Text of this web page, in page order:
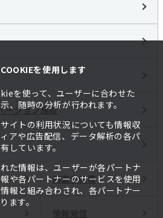
を使用します
を使って、ユーザーに合わせた
、随時の分析が行われます。
イトの利用状況についても情報収
アや広告配信、データ解析の各パ
しています。
た情報は、ユーザーが各パートナ
や各パートナーのサービスを使用
報と組み合わされ、各パートナー
ます。
ーション施設
調査報告書